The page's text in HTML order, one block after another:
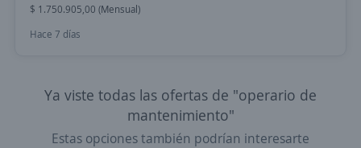
$ 1.750.905,00 (Mensual)
Hace 7 días
Ya viste todas las ofertas de "operario de
mantenimiento"
Estas opciones también podrían interesarte